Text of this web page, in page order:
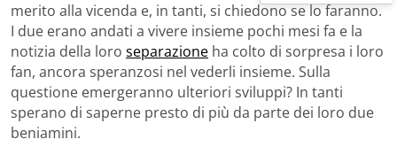
merito alla vicenda e, in tanti, si chiedono se lo faranno.
I due erano andati a vivere insieme pochi mesi fa e la
notizia della loro separazione ha colto di sorpresa i loro
fan, ancora speranzosi nel vederli insieme. Sulla
questione emergeranno ulteriori sviluppi? In tanti
sperano di saperne presto di più da parte dei loro due
beniamini.